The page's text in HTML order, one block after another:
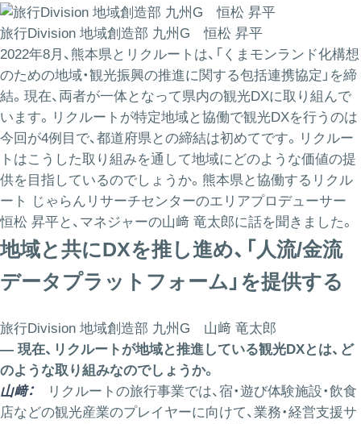
旅行Division 地域創造部 九州G 恒松 昇平
2022年8月、熊本県とリクルートは、「くまモンランド化構想
のための地域・観光振興の推進に関する包括連携協定」を締
結。現在、両者が一体となって県内の観光DXに取り組んで
います。リクルートが特定地域と協働で観光DXを行うのは
今回が4例目で、都道府県との締結は初めてです。リクルー
トはこうした取り組みを通して地域にどのような価値の提
供を目指しているのでしょうか。熊本県と協働するリクル
ート じゃらんリサーチセンターのエリアプロデューサー
恒松 昇平と、マネジャーの山﨑 竜太郎に話を聞きました。
地域と共にDXを推し進め、「人流/金流
データプラットフォーム」を提供する
旅行Division 地域創造部 九州G 山﨑 竜太郎
― 現在、リクルートが地域と推進している観光DXとは、ど
のような取り組みなのでしょうか。
山﨑：
リクルートの旅行事業では、宿・遊び体験施設・飲食
店などの観光産業のプレイヤーに向けて、業務・経営支援サ